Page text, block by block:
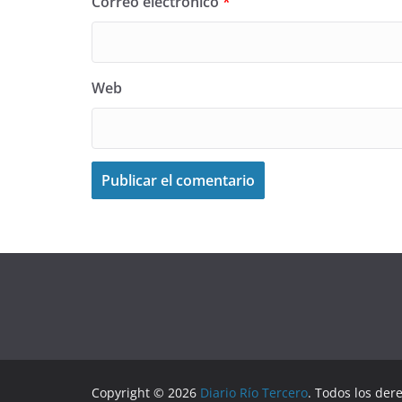
Web
Copyright © 2026 Diario Río Tercero. Todos los